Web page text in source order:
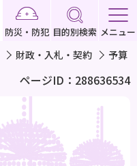
防災・防犯 目的別検索 メニュー
財政・入札・契約 予算
ページID：288636534